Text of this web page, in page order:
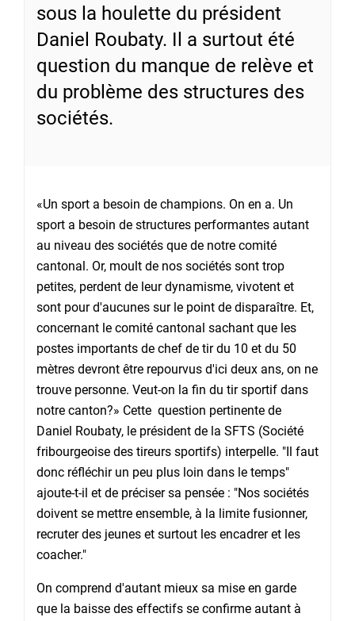
sous la houlette du président
Daniel Roubaty. Il a surtout été
question du manque de relève et
du problème des structures des
sociétés.
«Un sport a besoin de champions. On en a. Un
sport a besoin de structures performantes autant
au niveau des sociétés que de notre comité
cantonal. Or, moult de nos sociétés sont trop
petites, perdent de leur dynamisme, vivotent et
sont pour d'aucunes sur le point de disparaître. Et,
concernant le comité cantonal sachant que les
postes importants de chef de tir du 10 et du 50
mètres devront être repourvus d'ici deux ans, on ne
trouve personne. Veut-on la fin du tir sportif dans
notre canton?» Cette question pertinente de
Daniel Roubaty, le président de la SFTS (Société
fribourgeoise des tireurs sportifs) interpelle. "Il faut
donc réfléchir un peu plus loin dans le temps"
ajoute-t-il et de préciser sa pensée : "Nos sociétés
doivent se mettre ensemble, à la limite fusionner,
recruter des jeunes et surtout les encadrer et les
coacher."
On comprend d'autant mieux sa mise en garde
que la baisse des effectifs se confirme autant à